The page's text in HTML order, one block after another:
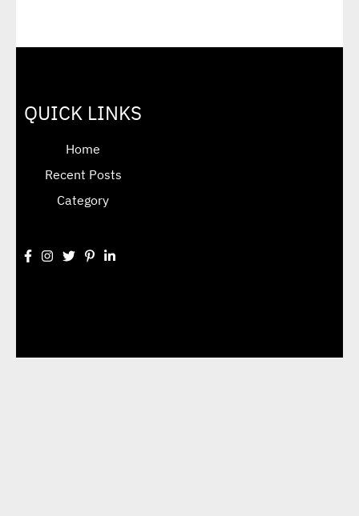
QUICK LINKS
Home
Recent Posts
Category